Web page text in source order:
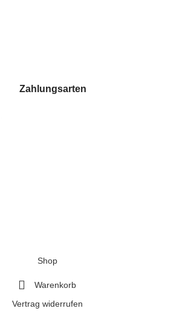
Zahlungsarten
Shop
Warenkorb
Vertrag widerrufen